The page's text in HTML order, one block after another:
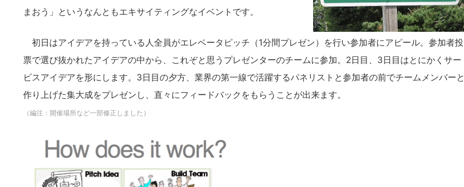
まおう」というなんともエキサイティングなイベントです。
初日はアイデアを持っている人全員がエレベータピッチ（1分間プレゼン）を行い参加者にアピール。参加者投
票で選び抜かれたアイデアの中から、これぞと思うプレゼンターのチームに参加。2日目、3日目はとにかくサー
ビスアイデアを形にします。3日目の夕方、業界の第一線で活躍するパネリストと参加者の前でチームメンバーと
作り上げた集大成をプレゼンし、直々にフィードバックをもらうことが出来ます。
（編注：開催場所など一部修正しました）